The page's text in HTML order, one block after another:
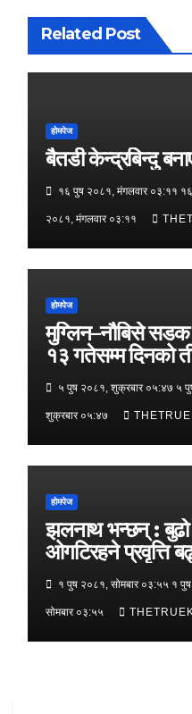
Related Post
होमपेज
बैतडी केन्द्रबिन्दु
१६ पुष २०८१, मंगलवार ०३:११
२०८१, मंगलवार ०३:११
होमपेज
मुग्लिन–नौबिसे
१३ गतेसम्म दिनको
५ पुष २०८१, शुक्रबार ०५:४७ ५
शुक्रबार ०५:४७
होमपेज
झलनाथ भन्छन् : बुढो
ओगटिरहने प्रवृत्ति
१ पुष २०८१, सोमबार ०३:५५ १
सोमबार ०३:५५